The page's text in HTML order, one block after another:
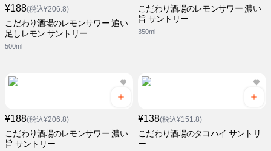
¥188(税込¥206.8)
こだわり酒場のレモンサワー 追い
足しレモン サントリー
500ml
こだわり酒場のレモンサワー 濃い
旨 サントリー
350ml
¥188(税込¥206.8)
こだわり酒場のレモンサワー 濃い
旨 サントリー
¥138(税込¥151.8)
こだわり酒場のタコハイ サントリ
ー